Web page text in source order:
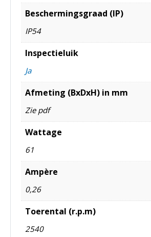
Beschermingsgraad (IP)
IP54
Inspectieluik
Ja
Afmeting (BxDxH) in mm
Zie pdf
Wattage
61
Ampère
0,26
Toerental (r.p.m)
2540